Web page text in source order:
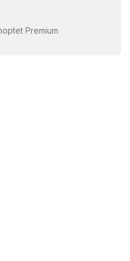
Premium